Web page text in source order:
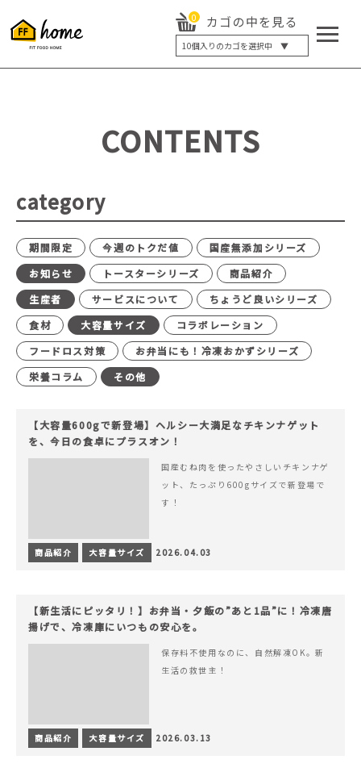
0 カゴの中を見る
10個入りのカゴを選択中 ▼
5個入り
20個入り
最大12%OFF
CONTENTS
category
期間限定 今週のトクだ値
国産無添加シリーズ
お知らせ
トースターシリーズ
商品紹介
生産者
サービスについて
ちょうど良いシリーズ
食材
大容量サイズ
コラボレーション
フードロス対策
お弁当にも！冷凍おかずシリーズ
栄養コラム
その他
【大容量600gで新登場】ヘルシー大満足なチキンナゲット
を、今日の食卓にプラスオン！
国産むね肉を使ったやさしいチキンナゲ
ット、たっぷり600gサイズで新登場で
す！
商品紹介 大容量サイズ 2026.04.03
【新生活にピッタリ！】お弁当・夕飯の”あと1品”に！冷凍唐
揚げで、冷凍庫にいつもの安心を。
保存料不使用なのに、自然解凍OK。新
生活の救世主！
商品紹介 大容量サイズ 2026.03.13